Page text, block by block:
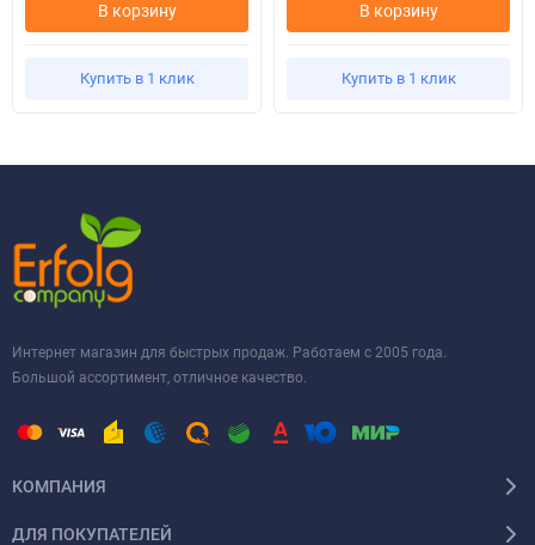
В корзину
Купить в 1 клик
В корзину
Купить в 1 клик
Интернет магазин для быстрых продаж. Работаем с 2005 года.
Большой ассортимент, отличное качество.
КОМПАНИЯ
ДЛЯ ПОКУПАТЕЛЕЙ